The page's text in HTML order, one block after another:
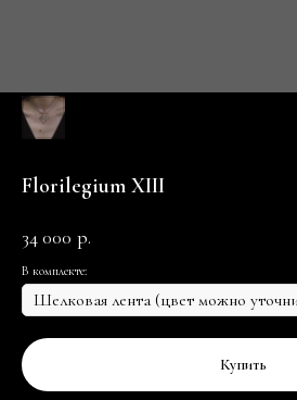
Florilegium XIII
34 000 р.
В комплекте:
Купить